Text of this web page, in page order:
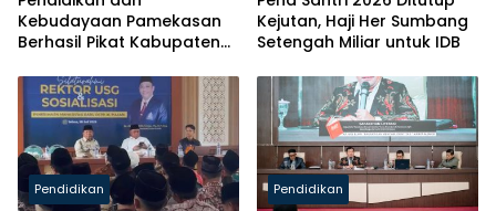
Kebudayaan Pamekasan
Berhasil Pikat Kabupaten
Kejutan, Haji Her Sumbang
Setengah Miliar untuk IDB
Pendidikan Pendidikan